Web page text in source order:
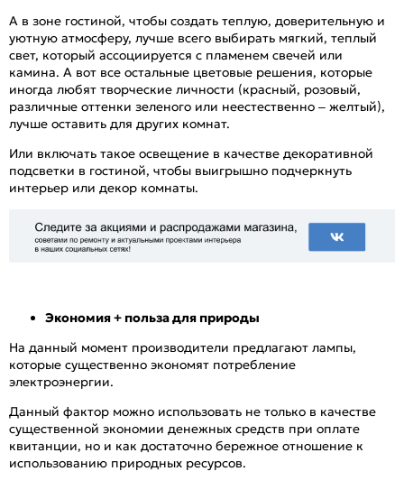
А в зоне гостиной, чтобы создать теплую, доверительную и
уютную атмосферу, лучше всего выбирать мягкий, теплый
свет, который ассоциируется с пламенем свечей или
камина. А вот все остальные цветовые решения, которые
иногда любят творческие личности (красный, розовый,
различные оттенки зеленого или неестественно – желтый),
лучше оставить для других комнат.
Или включать такое освещение в качестве декоративной
подсветки в гостиной, чтобы выигрышно подчеркнуть
интерьер или декор комнаты.
Экономия + польза для природы
На данный момент производители предлагают лампы,
которые существенно экономят потребление
электроэнергии.
Данный фактор можно использовать не только в качестве
существенной экономии денежных средств при оплате
квитанции, но и как достаточно бережное отношение к
использованию природных ресурсов.